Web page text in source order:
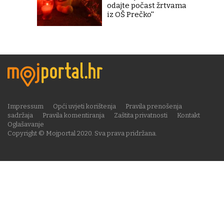
odajte počast žrtvama
iz OŠ Prečko''
Copyright © Mojportal 2020. Sva prava pridržana.
Impressum Opći uvjeti korištenja
Pravila prenošenja
sadržaja
Pravila komentiranja Zaštita privatnosti
Kontakt
Oglašavanje